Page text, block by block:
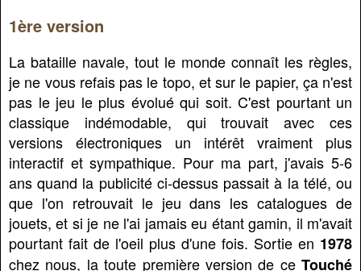
1ère version
La bataille navale, tout le monde connaît les règles,
je ne vous refais pas le topo, et sur le papier, ça n'est
pas le jeu le plus évolué qui soit. C'est pourtant un
classique indémodable, qui trouvait avec ces
versions électroniques un intérêt vraiment plus
interactif et sympathique. Pour ma part, j'avais 5-6
ans quand la publicité ci-dessus passait à la télé, ou
que l'on retrouvait le jeu dans les catalogues de
jouets, et si je ne l'ai jamais eu étant gamin, il m'avait
pourtant fait de l'oeil plus d'une fois. Sortie en 1978
chez nous, la toute première version de ce Touché